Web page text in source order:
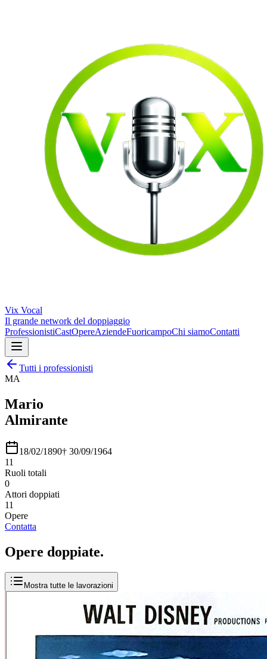
Vix Vocal
Il grande network del doppiaggio
ProfessionistiCastOpereAziendeFuoricampoChi siamoContatti
Tutti i professionisti
MA
Mario
Almirante
18/02/1890† 30/09/1964
11
Ruoli totali
0
Attori doppiati
11
Opere
Contatta
Opere doppiate.
Mostra tutte le lavorazioni